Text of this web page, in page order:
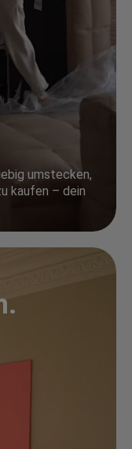
umstecken,
kaufen – dein